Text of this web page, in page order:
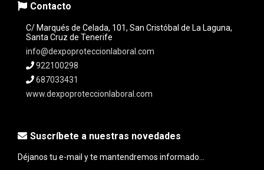
Contacto
C/ Marqués de Celada, 101, San Cristóbal de La Laguna,
Santa Cruz de Tenerife
info@dexpoproteccionlaboral.com
922100298
687033431
www.dexpoproteccionlaboral.com
Suscríbete a nuestras novedades
Déjanos tu e-mail y te mantendremos informado...